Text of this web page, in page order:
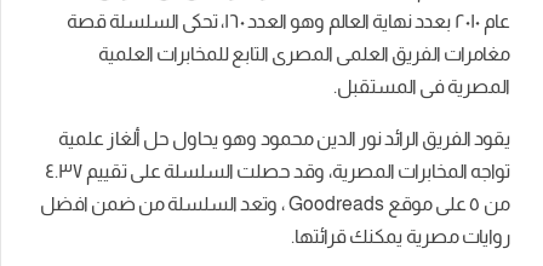
عام ٢٠١٠ بعدد نهاية العالم وهو العدد ١٦٠،
تحكى السلسلة قصة
مغامرات الفريق العلمى المصرى التابع للمخابرات العلمية
المصرية فى المستقبل.
يقود الفريق الرائد نور الدين محمود وهو يحاول حل ألغاز علمية
تواجه المخابرات المصرية، وقد
حصلت السلسلة على تقييم ٤.٣٧
من ٥ على موقع Goodreads ، وتعد السلسلة من ضمن افضل
روايات مصرية يمكنك قرائتها.